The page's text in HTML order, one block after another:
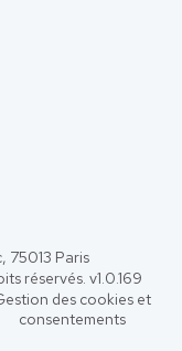
75013 Paris
réservés. v1.0.169
des cookies et
consentements